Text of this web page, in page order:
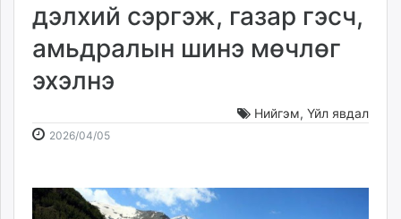
dorgio.mn
Gogo.mn
news.mn
zindaa.mn
tovch.mn
ikon.mn
дэлхий сэргэж, газар гэсч,
амьдралын шинэ мөчлөг
эхэлнэ
Нийгэм, Үйл явдал
2026/04/052026-
14:02:16
2026-
07:30:43